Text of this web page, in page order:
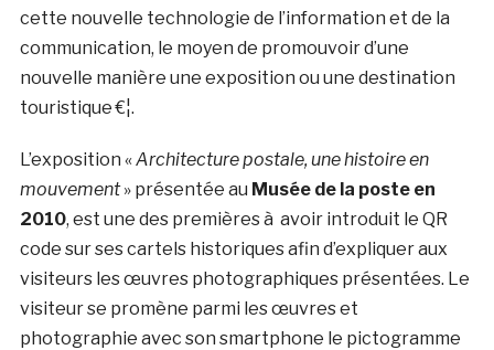
cette nouvelle technologie de l’information et de la
communication, le moyen de promouvoir d’une
nouvelle manière une exposition ou une destination
touristique €¦.
L’exposition «Architecture postale, une histoire en
mouvement» présentée au Musée de la poste en
2010, est une des premières à avoir introduit le QR
code sur ses cartels historiques afin d’expliquer aux
visiteurs les œuvres photographiques présentées. Le
visiteur se promène parmi les œuvres et
photographie avec son smartphone le pictogramme